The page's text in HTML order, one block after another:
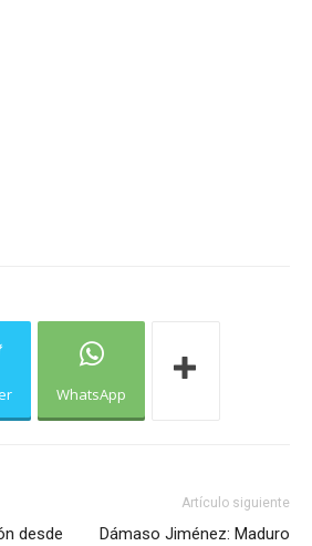
WhatsApp
desde
Artículo siguiente
Dámaso Jiménez: Maduro